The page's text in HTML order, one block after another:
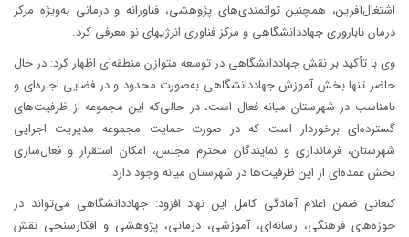
اشتغال‌آفرین، همچنین توانمندی‌های پژوهشی، فناورانه و درمانی به‌ویژه مرکز
درمان ناباروری جهاددانشگاهی و مرکز فناوری انرژیهای نو معرفی کرد.
وی با تأکید بر نقش جهاددانشگاهی در توسعه متوازن منطقه‌ای اظهار کرد: در حال
حاضر تنها بخش آموزش جهاددانشگاهی به‌صورت محدود و در فضایی اجاره‌ای و
نامناسب در شهرستان میانه فعال است، در حالی‌که این مجموعه از ظرفیت‌های
گسترده‌ای برخوردار است که در صورت حمایت مجموعه مدیریت اجرایی
شهرستان، فرمانداری و نمایندگان محترم مجلس، امکان استقرار و فعال‌سازی
بخش عمده‌ای از این ظرفیت‌ها در شهرستان میانه وجود دارد.
کنعانی ضمن اعلام آمادگی کامل این نهاد افزود: جهاددانشگاهی می‌تواند در
حوزه‌های فرهنگی، رسانه‌ای، آموزشی، درمانی، پژوهشی و افکارسنجی نقش